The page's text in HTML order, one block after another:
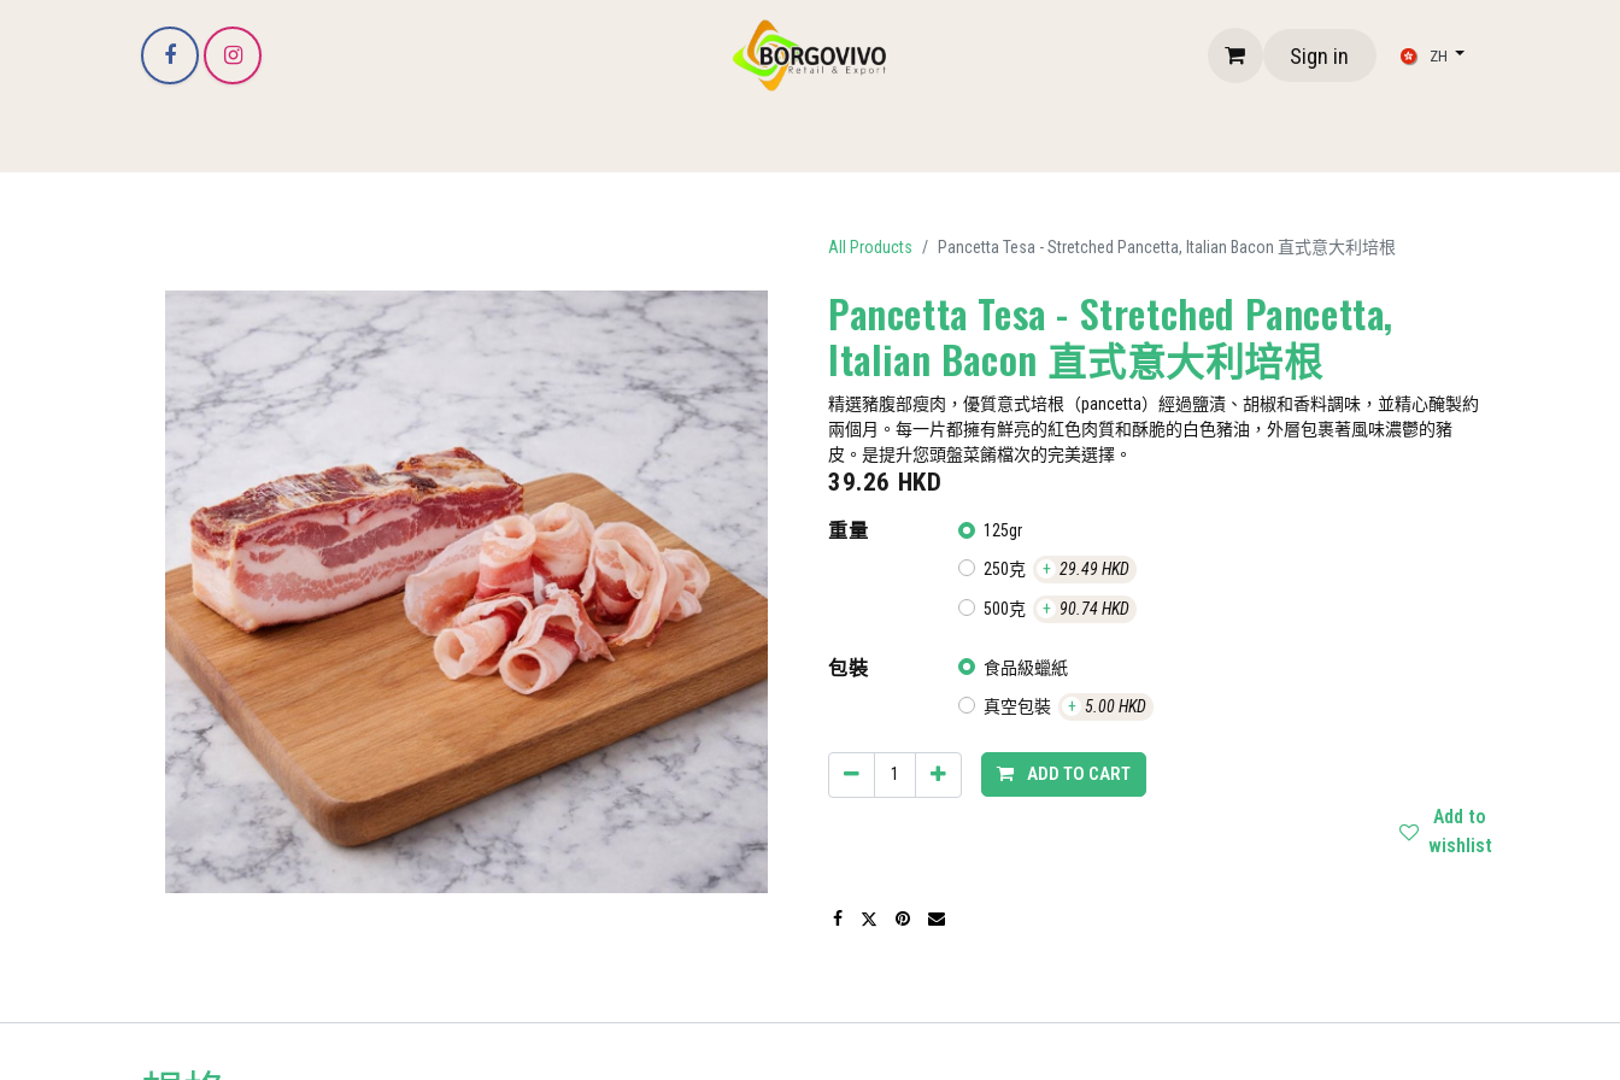
Sign in ZH
All Products Pancetta Tesa - Stretched Pancetta, Italian Bacon 直式意大利培根
Pancetta Tesa - Stretched Pancetta,
Italian Bacon 直式意大利培根
精選豬腹部瘦肉，優質意式培根（pancetta）經過鹽漬、胡椒和香料調味，並精心醃製約
兩個月。每一片都擁有鮮亮的紅色肉質和酥脆的白色豬油，外層包裹著風味濃鬱的豬
皮。是提升您頭盤菜餚檔次的完美選擇。
39.26 HKD
重量
125gr
250克
+ 29.49HKD
500克 + 90.74HKD
包裝
食品級蠟紙
真空包裝
+ 5.00HKD
ADD TO CART
Add to
wishlist